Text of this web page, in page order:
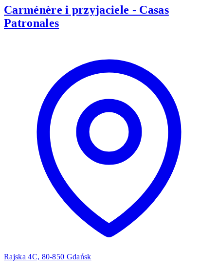
Carménère i przyjaciele - Casas
Patronales
Rajska 4C, 80-850 Gdańsk